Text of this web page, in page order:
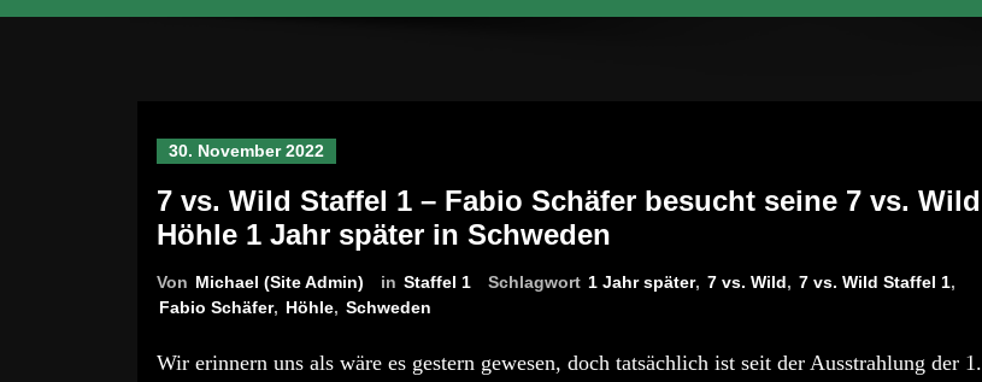
30. November 2022
7 vs. Wild Staffel 1 – Fabio Schäfer besucht seine 7 vs. Wild
Höhle 1 Jahr später in Schweden
Von Michael (Site Admin) in Staffel 1 Schlagwort 1 Jahr später, 7 vs. Wild, 7 vs. Wild Staffel 1,
Fabio Schäfer, Höhle, Schweden
Wir erinnern uns als wäre es gestern gewesen, doch tatsächlich ist seit der Ausstrahlung der 1.